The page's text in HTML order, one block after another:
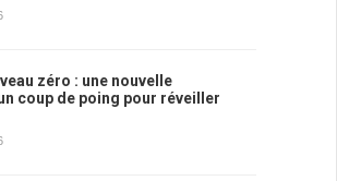
zéro : une nouvelle
coup de poing pour réveiller